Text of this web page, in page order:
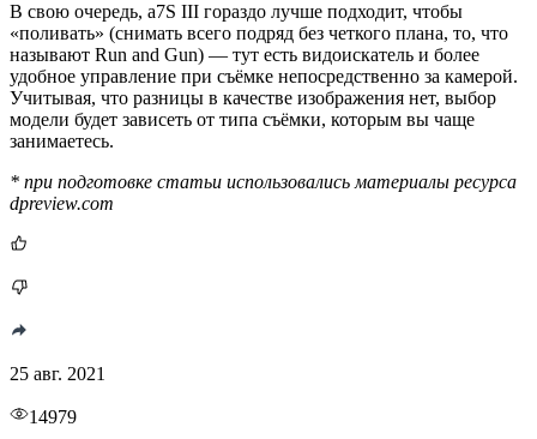
В свою очередь, а7S III гораздо лучше подходит, чтобы
«поливать» (снимать всего подряд без четкого плана, то, что
называют Run and Gun) — тут есть видоискатель и более
удобное управление при съёмке непосредственно за камерой.
Учитывая, что разницы в качестве изображения нет, выбор
модели будет зависеть от типа съёмки, которым вы чаще
занимаетесь.
* при подготовке статьи использовались материалы ресурса
dpreview.com
25 авг. 2021
14979